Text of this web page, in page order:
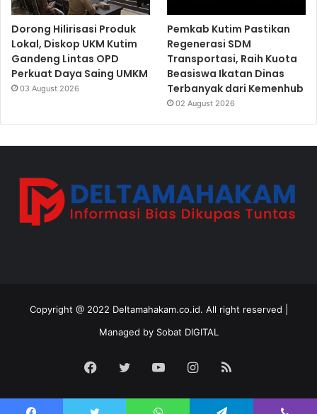
Dorong Hilirisasi Produk
Lokal, Diskop UKM Kutim
Gandeng Lintas OPD
Perkuat Daya Saing UMKM
03 August 2026
Pemkab Kutim Pastikan
Regenerasi SDM
Transportasi, Raih Kuota
Beasiswa Ikatan Dinas
Terbanyak dari Kemenhub
02 August 2026
Copyright @ 2022 Deltamahakam.co.id. All right reserved |
Managed by Sobat DIGITAL
Facebook
Twitter YouTubeInstagram